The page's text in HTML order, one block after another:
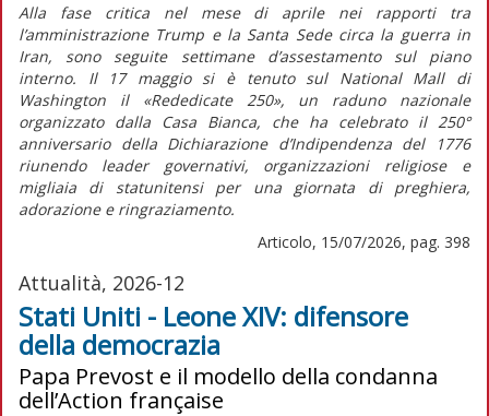
Alla fase critica nel mese di aprile nei rapporti tra
l’amministrazione Trump e la Santa Sede circa la guerra in
Iran, sono seguite settimane d’assestamento sul piano
interno. Il 17 maggio si è tenuto sul National Mall di
Washington il «Rededicate 250», un raduno nazionale
organizzato dalla Casa Bianca, che ha celebrato il 250°
anniversario della Dichiarazione d’Indipendenzadel 1776
riunendo leader governativi, organizzazioni religiose e
migliaia di statunitensi per una giornata di preghiera,
adorazione e ringraziamento.
Articolo, 15/07/2026, pag. 398
Attualità, 2026-12
Stati Uniti - Leone XIV: difensore
della democrazia
Papa Prevost e il modello della condanna
dell’Action française